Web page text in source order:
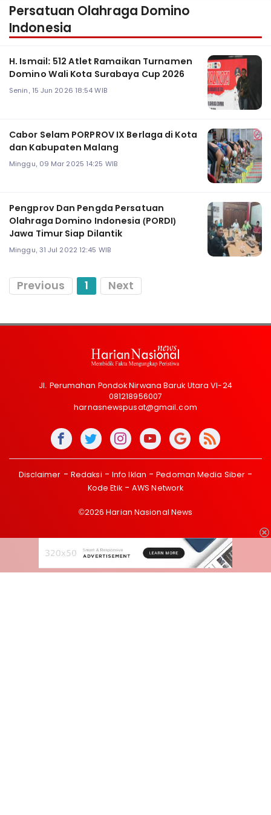
Persatuan Olahraga Domino
Indonesia
H. Ismail: 512 Atlet Ramaikan Turnamen
Domino Wali Kota Surabaya Cup 2026
Senin, 15 Jun 2026 18:54 WIB
Cabor Selam PORPROV IX Berlaga di Kota
dan Kabupaten Malang
Minggu, 09 Mar 2025 14:25 WIB
Pengprov Dan Pengda Persatuan
Olahraga Domino Indonesia (PORDI)
Jawa Timur Siap Dilantik
Minggu, 31 Jul 2022 12:45 WIB
Previous 1 Next
Jl. Perumahan Pondok Nirwana Baruk Utara VI-24
081218956007
harnasnewspusat@gmail.com
Disclaimer Redaksi Info Iklan
Pedoman Media Siber
Kode Etik
AWS Network
©2026 Harian Nasional News